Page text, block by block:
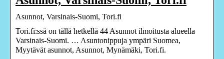
Asunnot, Varsinais-Suomi, Tori.fi
Tori.fi:ssä on tällä hetkellä 44 Asunnot ilmoitusta alueella
Varsinais-Suomi. … Asuntonippuja ympäri Suomea,
Myytävät asunnot, Asunnot, Mynämäki, Tori.fi.